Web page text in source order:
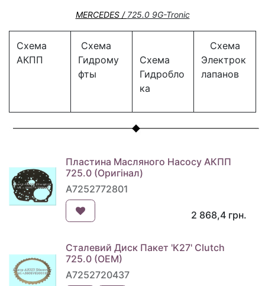
MERCEDES / 725.0 9G-Tronic
Схема
АКПП
Схема
Гидрому
фты
Схема
Гидробло
ка
Схема
Электрок
лапанов
Пластина Масляного Насосу АКПП
725.0 (Оригінал)
A7252772801
2 868,4 грн.
Сталевий Диск Пакет 'K27' Clutch
725.0 (OEM)
A7252720437